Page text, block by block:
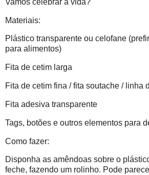
Materiais:
Plástico transparente ou celofane
para alimentos)
Fita de cetim larga
Fita de cetim fina / fita soutache / linha
Fita adesiva transparente
Tags, botões e outros elementos para
Como fazer:
Disponha as amêndoas sobre o
feche, fazendo um rolinho. Pode